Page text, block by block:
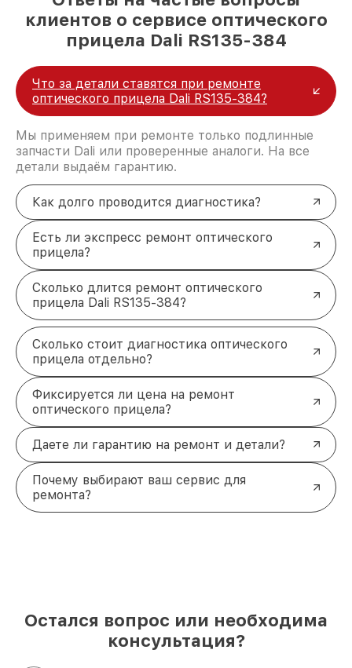
клиентов о сервисе оптического
прицела Dali RS135-384
Что за детали ставятся при ремонте
оптического прицела Dali RS135-384?
Мы применяем при ремонте только подлинные
запчасти Dali или проверенные аналоги. На все
детали выдаём гарантию.
Как долго проводится диагностика?
Есть ли экспресс ремонт оптического
прицела?
Сколько длится ремонт оптического
прицела Dali RS135-384?
Сколько стоит диагностика оптического
прицела отдельно?
Фиксируется ли цена на ремонт
оптического прицела?
Даете ли гарантию на ремонт и детали?
Почему выбирают ваш сервис для
ремонта?
Остался вопрос или необходима
консультация?